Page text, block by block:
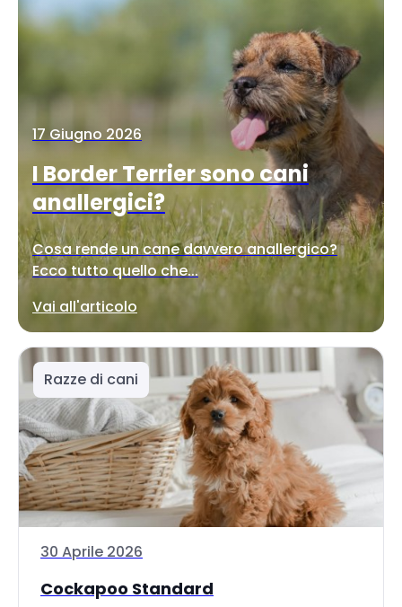
17 Giugno 2026
I Border Terrier sono cani
anallergici?
Cosa rende un cane davvero anallergico?
Ecco tutto quello che...
Vai all'articolo
Razze di cani
30 Aprile 2026
Cockapoo Standard